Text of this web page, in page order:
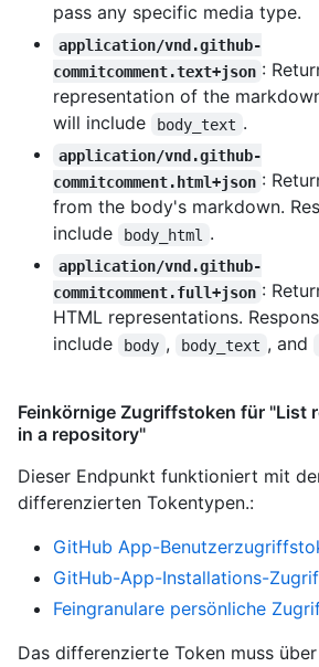
pass any specific media type.
application/vnd.github-
commitcomment.text+json :
representation of the
will include
body_text .
application/vnd.github-
commitcomment.html+json :
from the body's markdown.
include
body_html .
application/vnd.github-
commitcomment.full+json :
HTML representations.
include
body , body_text , and
Feinkörnige Zugriffstoken für "List
in a repository"
Dieser Endpunkt funktioniert mit
differenzierten Tokentypen.:
GitHub App-
GitHub-App-Installations-
Feingranulare persönliche
Das differenzierte Token muss